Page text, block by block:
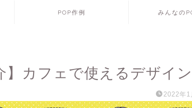
POP作例 みんなの
】カフェで使えるデザイ
2022年1